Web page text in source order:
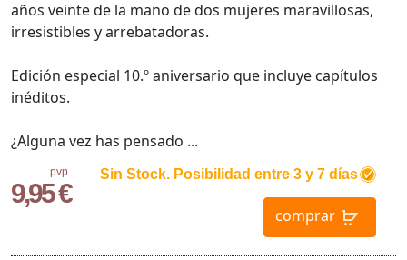
pvp.
9,95 €
Sin Stock. Posibilidad entre 3 y 7 días
comprar
años veinte de la mano de dos mujeres maravillosas,
irresistibles y arrebatadoras.
Edición especial 10.º aniversario que incluye capítulos
inéditos.
¿Alguna vez has pensado ...